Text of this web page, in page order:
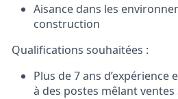
Aisance dans les
construction
Qualifications souhaitées :
Plus de 7 ans
à des postes mêlant